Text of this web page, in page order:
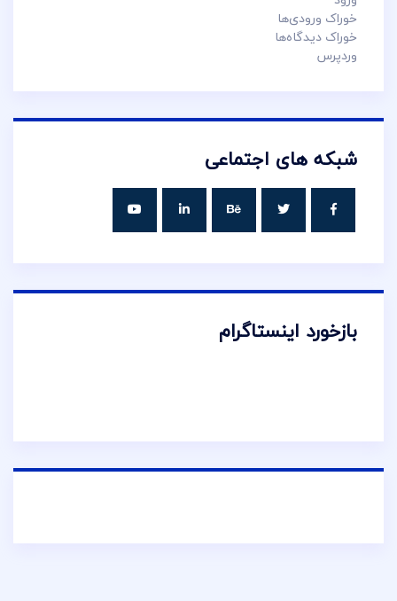
خوراک ورودی‌ها
خوراک دیدگاه‌ها
وردپرس
شبکه های اجتماعی
بازخورد اینستاگرام